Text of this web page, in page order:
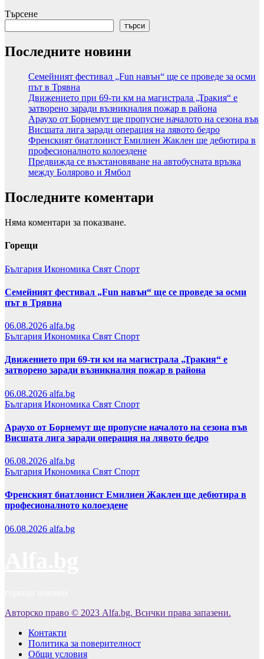
Търсене
търси
Последните новини
Семейният фестивал „Fun навън“ ще се проведе за осми
път в Трявна
Движението при 69-ти км на магистрала „Тракия“ е
затворено заради възникналия пожар в района
Араухо от Борнемут ще пропусне началото на сезона във
Висшата лига заради операция на лявото бедро
Френският биатлонист Емилиен Жаклен ще дебютира в
професионалното колоездене
Предвижда се възстановяване на автобусната връзка
между Болярово и Ямбол
Последните коментари
Няма коментари за показване.
Горещи
България Икономика Свят Спорт
Семейният фестивал „Fun навън“ ще се проведе за осми
път в Трявна
06.08.2026 alfa.bg
България Икономика Свят Спорт
Движението при 69-ти км на магистрала „Тракия“ е
затворено заради възникналия пожар в района
06.08.2026 alfa.bg
България Икономика Свят Спорт
Араухо от Борнемут ще пропусне началото на сезона във
Висшата лига заради операция на лявото бедро
06.08.2026 alfa.bg
България Икономика Свят Спорт
Френският биатлонист Емилиен Жаклен ще дебютира в
професионалното колоездене
06.08.2026 alfa.bg
Авторско право © 2023 Alfa.bg. Всички права запазени.
Контакти
Политика за поверителност
Общи условия